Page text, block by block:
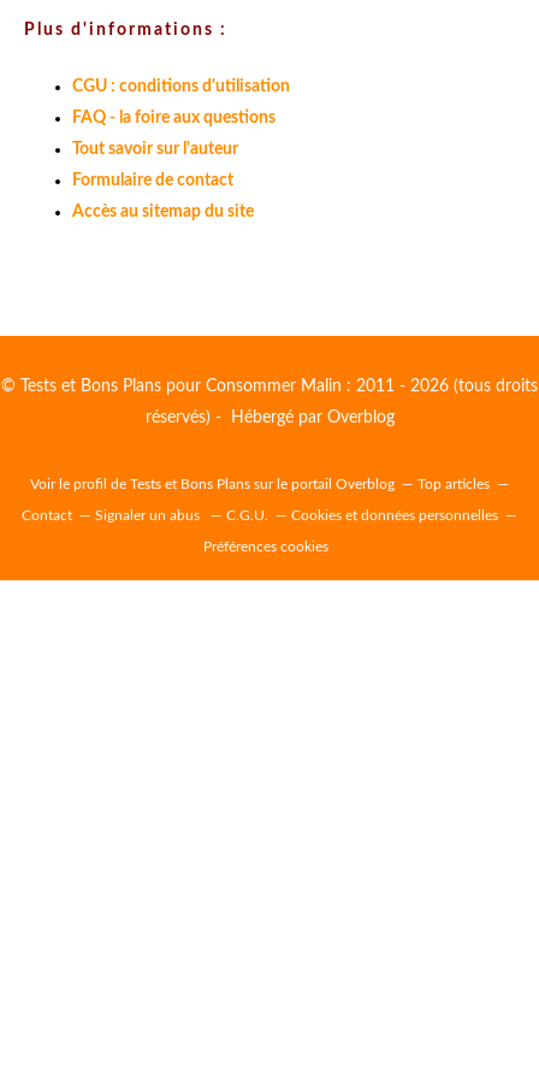
Plus d'informations :
CGU : conditions d'utilisation
FAQ - la foire aux questions
Tout savoir sur l'auteur
Formulaire de contact
Accès au sitemap du site
© Tests et Bons Plans pour Consommer Malin : 2011 - 2026 (tous droits
réservés) - Hébergé par Overblog
Voir le profil de Tests et Bons Plans sur le portail Overblog Top articles
Contact Signaler un abus C.G.U. Cookies et données personnelles
Préférences cookies